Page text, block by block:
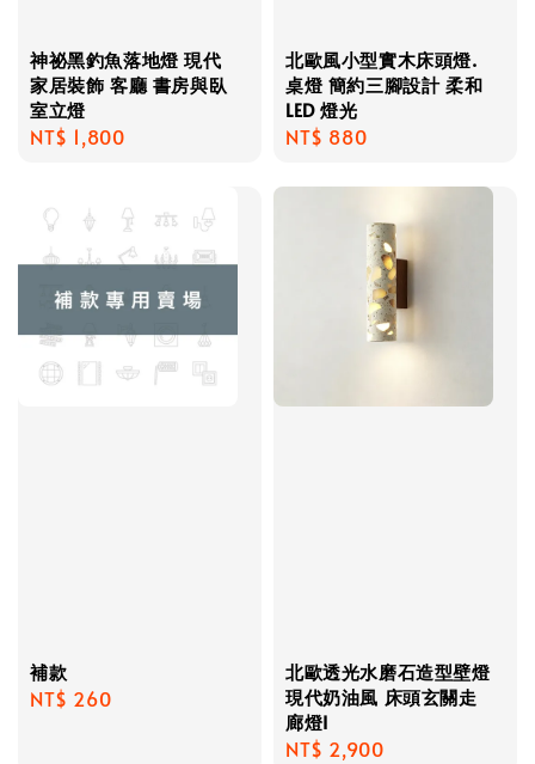
神祕黑釣魚落地燈 現代
家居裝飾 客廳 書房與臥
室立燈
Regular
NT$ 1,800
北歐風小型實木床頭燈.
桌燈 簡約三腳設計 柔和
LED 燈光
Regular
NT$ 880
補款
Regular
NT$ 260
北歐透光水磨石造型壁燈
現代奶油風 床頭玄關走
廊燈I
Regular
NT$ 2,900